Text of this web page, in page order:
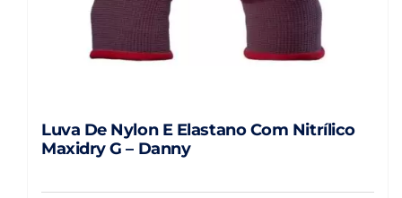
Luva De Nylon E Elastano Com Nitrílico
Maxidry G – Danny